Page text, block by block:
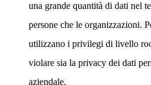
una grande quantità di dati nel
persone che le organizzazioni.
utilizzano i privilegi di livello
violare sia la privacy dei dati
aziendale.